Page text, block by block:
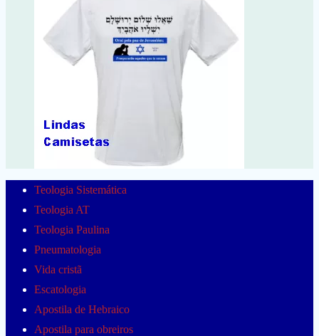
Teologia Sistemática
Teologia AT
Teologia Paulina
Pneumatologia
Vida cristã
Escatologia
Apostila de Hebraico
Apostila para obreiros